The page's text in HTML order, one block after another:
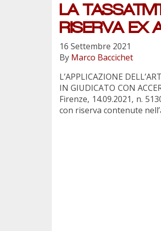
LA
RISERVA EX
16 Settembre 2021
By Marco Baccichet
L’APPLICAZIONE
IN GIUDICATO CON
Firenze, 14.09.2021, n.
con riserva contenute